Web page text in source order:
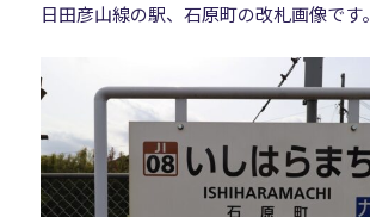
日田彦山線の駅、石原町の改札画像です。